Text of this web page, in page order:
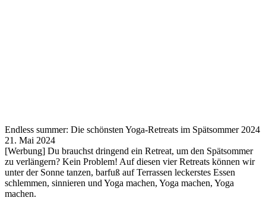
Endless summer: Die schönsten Yoga-Retreats im Spätsommer 2024
21. Mai 2024
[Werbung] Du brauchst dringend ein Retreat, um den Spätsommer
zu verlängern? Kein Problem! Auf diesen vier Retreats können wir
unter der Sonne tanzen, barfuß auf Terrassen leckerstes Essen
schlemmen, sinnieren und Yoga machen, Yoga machen, Yoga
machen.